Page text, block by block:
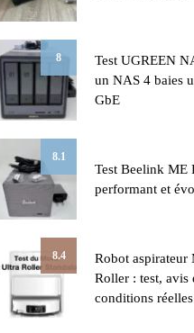
8
Test UGREEN
un NAS 4 baies
GbE
8.1
Test Beelink ME
performant et
8.4
Robot
Roller : test, avis
conditions réelles